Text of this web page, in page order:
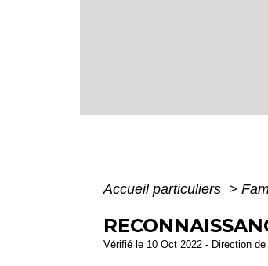
Accueil particuliers >
Vérifié le 10 Oct 2022 - Direction